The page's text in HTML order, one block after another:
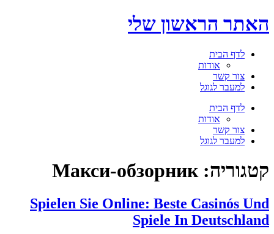
דלג
לתוכן
האתר הראשון שלי
לדף הבית
אודות
צור קשר
למעבר לגוגל
תפריט לדף הבית
אודות
צור קשר
למעבר לגוגל
קטגוריה:Макси-обзорник
Spielen Sie Online: Beste Casinós Und
Spiele In Deutschland